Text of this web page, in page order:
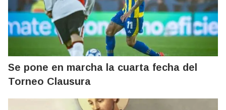
Se pone en marcha la cuarta fecha del
Torneo Clausura